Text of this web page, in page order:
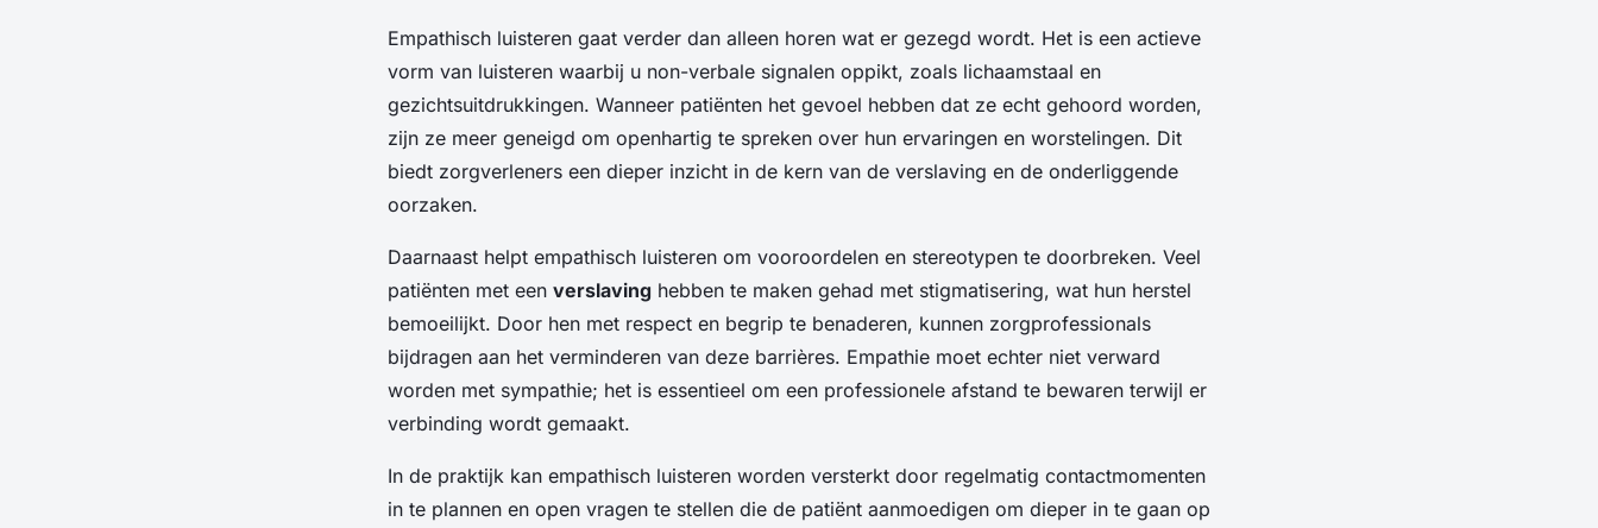
Empathisch luisteren gaat verder dan alleen horen wat er gezegd wordt. Het is een actieve
vorm van luisteren waarbij u non-verbale signalen oppikt, zoals lichaamstaal en
gezichtsuitdrukkingen. Wanneer patiënten het gevoel hebben dat ze echt gehoord worden,
zijn ze meer geneigd om openhartig te spreken over hun ervaringen en worstelingen. Dit
biedt zorgverleners een dieper inzicht in de kern van de verslaving en de onderliggende
oorzaken.
Daarnaast helpt empathisch luisteren om vooroordelen en stereotypen te doorbreken. Veel
patiënten met een verslaving hebben te maken gehad met stigmatisering, wat hun herstel
bemoeilijkt. Door hen met respect en begrip te benaderen, kunnen zorgprofessionals
bijdragen aan het verminderen van deze barrières. Empathie moet echter niet verward
worden met sympathie; het is essentieel om een professionele afstand te bewaren terwijl er
verbinding wordt gemaakt.
In de praktijk kan empathisch luisteren worden versterkt door regelmatig contactmomenten
in te plannen en open vragen te stellen die de patiënt aanmoedigen om dieper in te gaan op